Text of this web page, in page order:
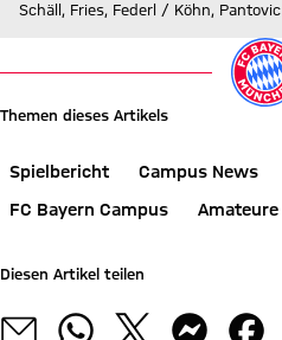
Schäll, Fries, Federl / Köhn, Pantovic
Themen dieses Artikels
Spielbericht Campus News
FC Bayern Campus
Amateure
Diesen Artikel teilen